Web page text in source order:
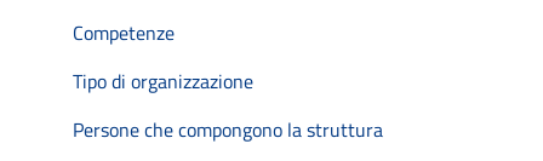
Competenze
Tipo di organizzazione
Persone che compongono la struttura